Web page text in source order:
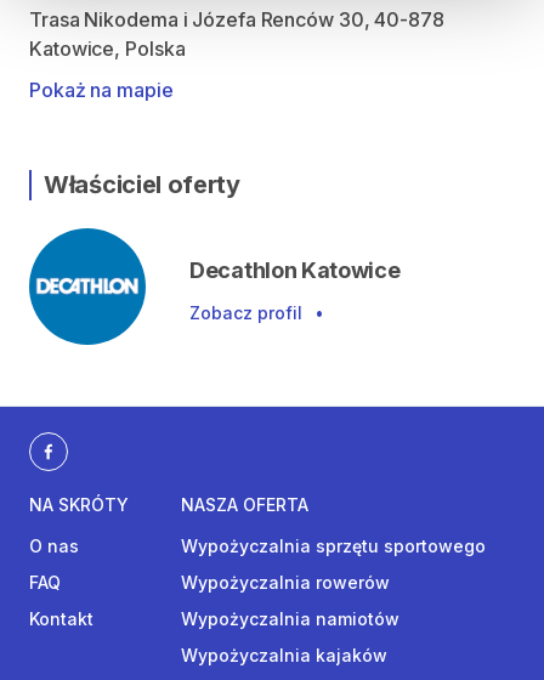
Trasa Nikodema i Józefa Renców 30, 40-878
Katowice, Polska
Pokaż na mapie
Właściciel oferty
Decathlon Katowice
Zobacz profil •
NA SKRÓTY
O nas
FAQ
Kontakt
NASZA OFERTA
Wypożyczalnia sprzętu sportowego
Wypożyczalnia rowerów
Wypożyczalnia namiotów
Wypożyczalnia kajaków